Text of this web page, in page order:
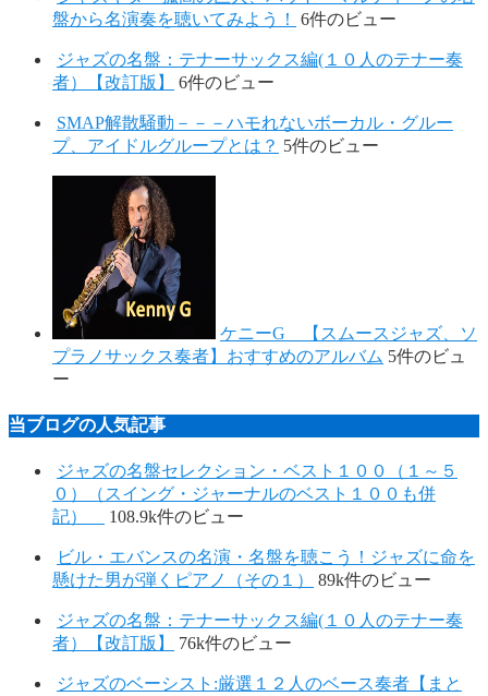
盤から名演奏を聴いてみよう！
6件のビュー
ジャズの名盤：テナーサックス編(１０人のテナー奏
者）【改訂版】
6件のビュー
SMAP解散騒動－－－ハモれないボーカル・グルー
プ、アイドルグループとは？ 5件のビュー
ケニーG 【スムースジャズ、ソ
プラノサックス奏者】おすすめのアルバム 5件のビュ
ー
当ブログの人気記事
ジャズの名盤セレクション・ベスト１００（１～５
０）（スイング・ジャーナルのベスト１００も併
記）
108.9k件のビュー
ビル・エバンスの名演・名盤を聴こう！ジャズに命を
懸けた男が弾くピアノ（その１）
89k件のビュー
ジャズの名盤：テナーサックス編(１０人のテナー奏
者）【改訂版】
76k件のビュー
ジャズのベーシスト:厳選１２人のベース奏者【まと